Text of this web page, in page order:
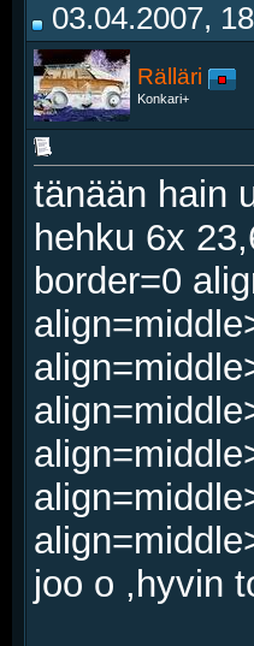
03.04.2007,
Rälläri
Konkari+
tänään hain
hehku 6x
border=0
joo o ,hyvin